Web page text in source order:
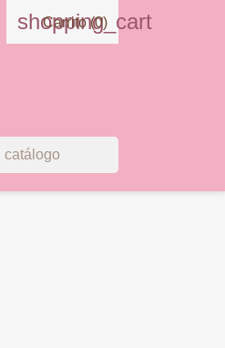
shopping_cart
Carrito (0)